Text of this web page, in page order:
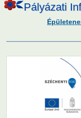
Választási
Önkormányzat
Pályázati